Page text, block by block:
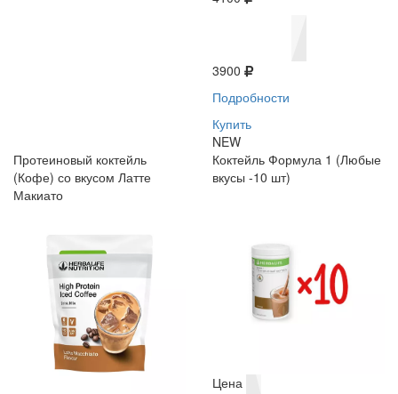
3900
Подробности
Купить
NEW
Протеиновый коктейль
(Кофе) со вкусом Латте
Макиато
Коктейль Формула 1 (Любые
вкусы -10 шт)
Цена